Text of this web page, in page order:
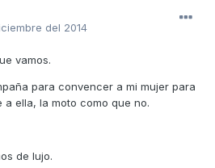
del 2014
vamos.
para convencer a mi mujer para
ella, la moto como que no.
de lujo.